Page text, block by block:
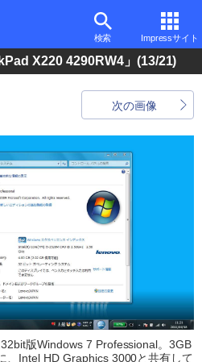
検索 Impressサイト
X220 4290RW4」 (13/21)
次の画像
版Windows 7 Professional。3GB
、Intel HD Graphics 3000と共有して